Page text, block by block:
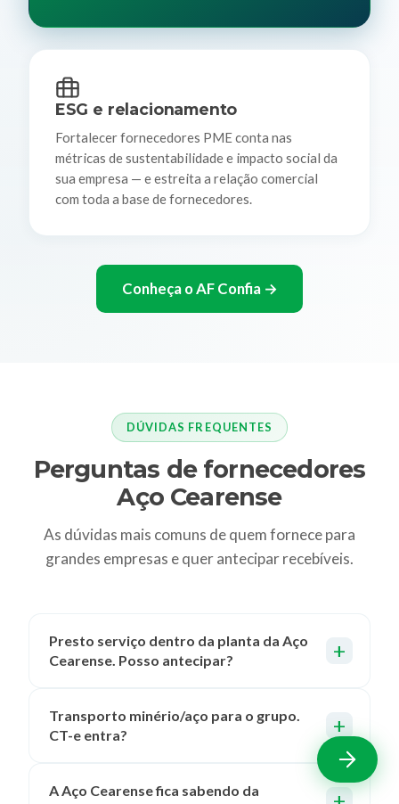
ESG e relacionamento
Fortalecer fornecedores PME conta nas
métricas de sustentabilidade e impacto social da
sua empresa — e estreita a relação comercial
com toda a base de fornecedores.
Conheça o AF Confia →
DÚVIDAS FREQUENTES
Perguntas de fornecedores
Aço Cearense
As dúvidas mais comuns de quem fornece para
grandes empresas e quer antecipar recebíveis.
Presto serviço dentro da planta da Aço
Cearense. Posso antecipar?
Transporto minério/aço para o grupo.
CT-e entra?
A Aço Cearense fica sabendo da